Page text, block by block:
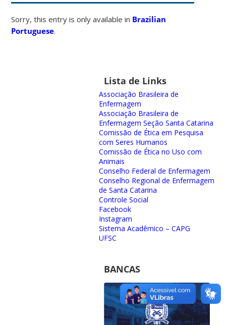
Sorry, this entry is only available in Brazilian
Portuguese.
Lista de Links
Associação Brasileira de
Enfermagem
Associação Brasileira de
Enfermagem Seção Santa Catarina
Comissão de Ética em Pesquisa
com Seres Humanos
Comissão de Ética no Uso com
Animais
Conselho Federal de Enfermagem
Conselho Regional de Enfermagem
de Santa Catarina
Controle Social
Facebook
Instagram
Sistema Acadêmico – CAPG
UFSC
BANCAS